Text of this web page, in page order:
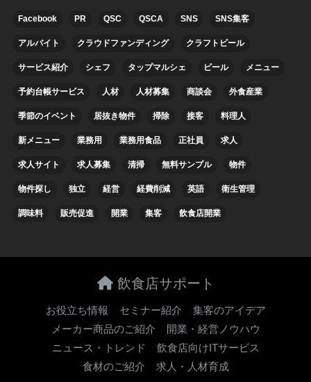
Facebook PR QSC QSCA SNS SNS集客
アルバイト クラウドファンディング クラフトビール
サービス紹介 シェフ タップマルシェ ビール メニュー
予約台帳サービス 人材 人材募集 商談会 外食産業
季節のイベント 居抜き物件 掃除 接客 料理人
新メニュー 業務用 業務用食品 正社員 求人
求人サイト 求人募集 清掃 無料サンプル 物件
物件探し 独立 経営 経費削減 英語 衛生管理
調味料 販売促進 開業 集客 飲食店開業
飲食店サポート
お役立ち情報 セミナー紹介
集客のアイデア
メーカー商品のご紹介
開業・経営ノウハウ
ニュース・トレンド
飲食店向けITサービス
食材のご紹介
求人・人材育成